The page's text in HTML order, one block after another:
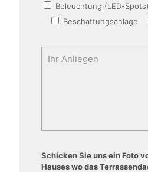
Beleuchtung (LED-Spots)
Beschattungsanlage
Schicken Sie uns ein Foto
Hauses wo das